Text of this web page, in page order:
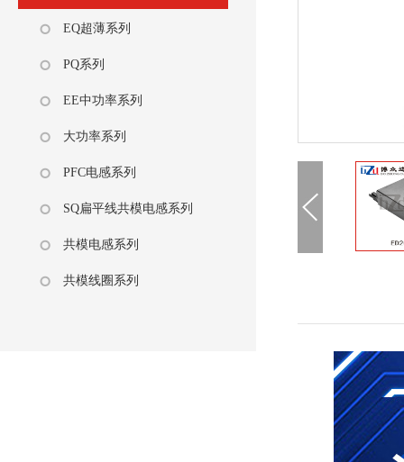
EQ超薄系列
PQ系列
EE中功率系列
大功率系列
PFC电感系列
SQ扁平线共模电感系列
共模电感系列
共模线圈系列